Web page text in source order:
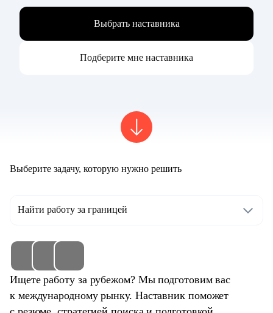
Выбрать наставника
Подберите мне наставника
Выберите задачу, которую нужно решить
Найти работу за границей
Ищете работу за рубежом? Мы подготовим вас
к международному рынку. Наставник поможет